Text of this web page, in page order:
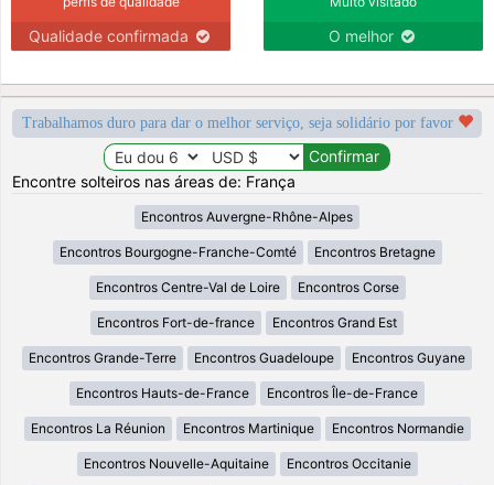
Qualidade confirmada O melhor
Trabalhamos duro para dar o melhor serviço, seja solidário por favor
Encontre solteiros nas áreas de: França
Encontros Auvergne-Rhône-Alpes
Encontros Bourgogne-Franche-Comté Encontros Bretagne
Encontros Centre-Val de Loire Encontros Corse
Encontros Fort-de-france Encontros Grand Est
Encontros Grande-Terre Encontros Guadeloupe Encontros Guyane
Encontros Hauts-de-France Encontros Île-de-France
Encontros La Réunion Encontros Martinique Encontros Normandie
Encontros Nouvelle-Aquitaine Encontros Occitanie